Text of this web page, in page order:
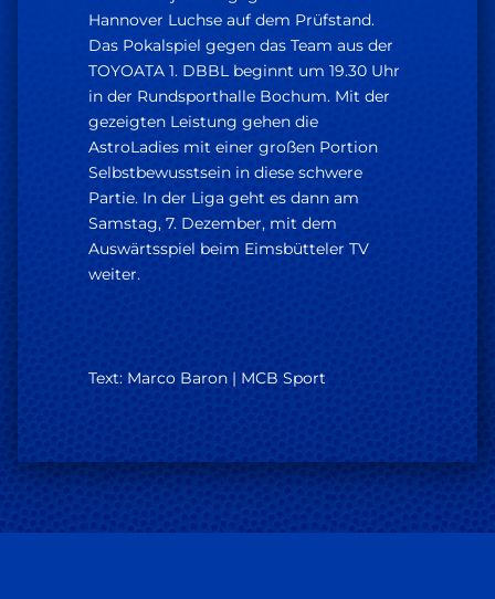
Hannover Luchse auf dem Prüfstand.
Das Pokalspiel gegen das Team aus der
TOYOATA 1. DBBL beginnt um 19.30 Uhr
in der Rundsporthalle Bochum. Mit der
gezeigten Leistung gehen die
AstroLadies mit einer großen Portion
Selbstbewusstsein in diese schwere
Partie. In der Liga geht es dann am
Samstag, 7. Dezember, mit dem
Auswärtsspiel beim Eimsbütteler TV
weiter.
Text: Marco Baron | MCB Sport